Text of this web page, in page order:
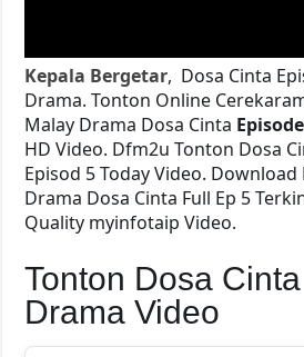
Kepala Bergetar, Dosa Cinta
Drama. Tonton Online
Malay Drama Dosa Cinta
HD Video. Dfm2u Tonton Dosa
Episod 5 Today Video. Download
Drama Dosa Cinta Full Ep 5
Quality myinfotaip Video.
Tonton Dosa
Drama Video